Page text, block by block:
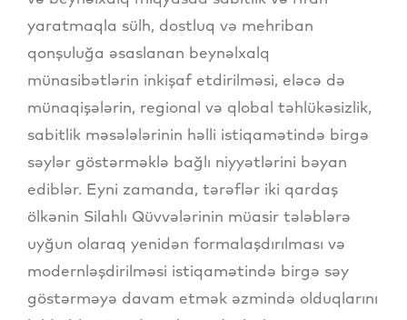
yaratmaqla sülh, dostluq və mehriban
qonşuluğa əsaslanan beynəlxalq
münasibətlərin inkişaf etdirilməsi, eləcə də
münaqişələrin, regional və qlobal təhlükəsizlik,
sabitlik məsələlərinin həlli istiqamətində birgə
səylər göstərməklə bağlı niyyətlərini bəyan
ediblər. Eyni zamanda, tərəflər iki qardaş
ölkənin Silahlı Qüvvələrinin müasir tələblərə
uyğun olaraq yenidən formalaşdırılması və
modernləşdirilməsi istiqamətində birgə səy
göstərməyə davam etmək əzmində olduqlarını